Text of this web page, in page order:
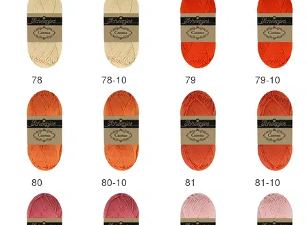
78 78-10 79 79-10
80 80-10 81 81-10